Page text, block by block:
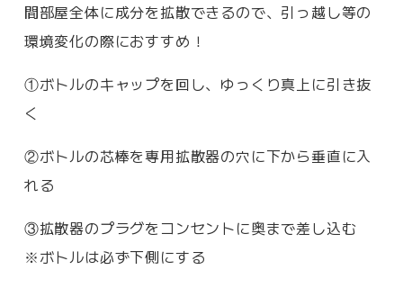
間部屋全体に成分を拡散できるので、引っ越し等の
環境変化の際におすすめ！
①ボトルのキャップを回し、ゆっくり真上に引き抜
く
②ボトルの芯棒を専用拡散器の穴に下から垂直に入
れる
③拡散器のプラグをコンセントに奥まで差し込む
※ボトルは必ず下側にする